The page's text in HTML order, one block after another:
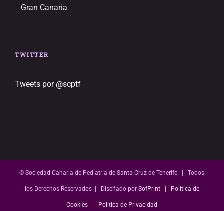
Gran Canaria
TWITTER
Tweets por @scptf
© Sociedad Canaria de Pediatría de Santa Cruz de Tenerife | Todos
los Derechos Reservados | Diseñado por SofPrint| Política de
Cookies | Política de Privacidad